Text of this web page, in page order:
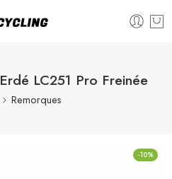
LC251 Pro Freinée
Remorques
-10%